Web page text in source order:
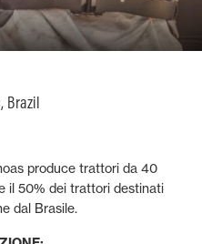
Brazil
produce trattori da 40
il 50% dei trattori destinati
dal Brasile.